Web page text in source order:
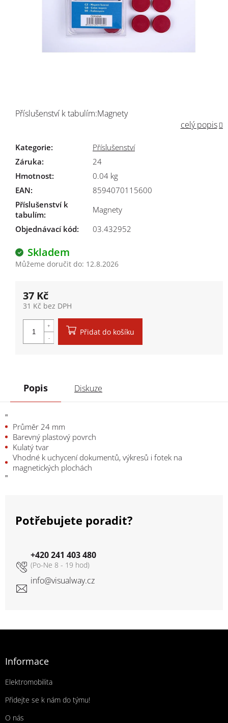
Skladem
Můžeme doručit do: 12.8.2026
Příslušenství k tabulím:Magnety
celý popis
Kategorie:
Příslušenství
Záruka:
24
Hmotnost:
0.04 kg
EAN:
8594070115600
Příslušenství k
tabulím:
Magnety
Objednávací kód:
03.432952
37 Kč
31 Kč bez DPH
Přidat do košíku
Popis Diskuze
"
Průměr 24 mm
Barevný plastový povrch
Kulatý tvar
Vhodné k uchycení dokumentů, výkresů i fotek na
magnetických plochách
"
Potřebujete poradit?
info@visualway.cz
+420 241 403 480
Informace
Elektromobilita
Přidejte se k nám do týmu!
O nás